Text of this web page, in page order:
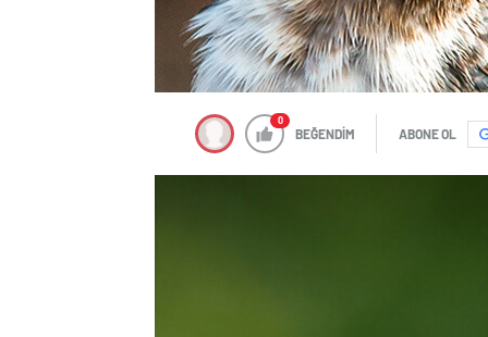
0
BEĞENDİM ABONE OL